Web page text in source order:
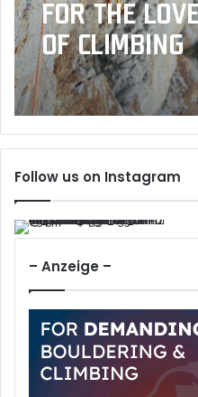
Follow us on Instagram
– Anzeige –